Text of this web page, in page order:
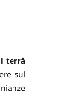
terrà
sul